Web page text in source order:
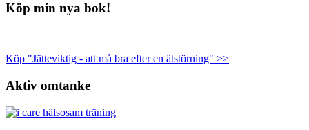
Köp min nya bok!
Köp "Jätteviktig - att må bra efter en ätstörning" >>
Aktiv omtanke